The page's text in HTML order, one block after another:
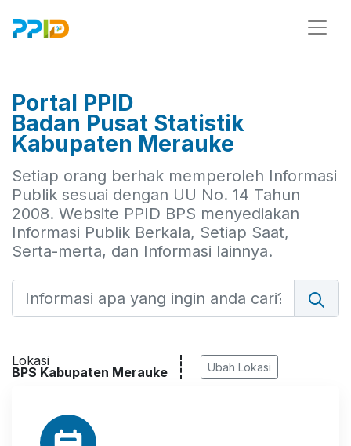
Portal PPID
Badan Pusat Statistik
Kabupaten Merauke
Setiap orang berhak memperoleh Informasi
Publik sesuai dengan UU No. 14 Tahun
2008. Website PPID BPS menyediakan
Informasi Publik Berkala, Setiap Saat,
Serta-merta, dan Informasi lainnya.
Lokasi
BPS Kabupaten Merauke Ubah Lokasi